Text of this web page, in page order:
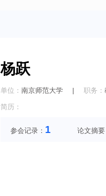
杨跃
单位： 南京师范大学 | 职务：
简历：
参会记录： 1 论文摘